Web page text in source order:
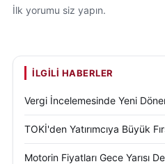
İlk yorumu siz yapın.
İLGILI HABERLER
Vergi İncelemesinde Yeni
TOKİ'den Yatırımcıya Büyük
Motorin Fiyatları Gece Yarısı